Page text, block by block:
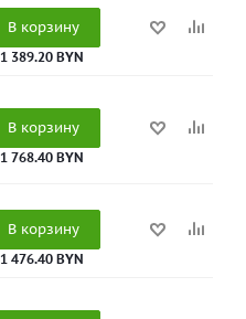
В корзину
1 389.20 BYN
В корзину
1 768.40 BYN
В корзину
1 476.40 BYN